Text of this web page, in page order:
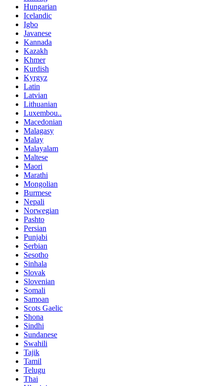
Hungarian
Icelandic
Igbo
Javanese
Kannada
Kazakh
Khmer
Kurdish
Kyrgyz
Latin
Latvian
Lithuanian
Luxembou..
Macedonian
Malagasy
Malay
Malayalam
Maltese
Maori
Marathi
Mongolian
Burmese
Nepali
Norwegian
Pashto
Persian
Punjabi
Serbian
Sesotho
Sinhala
Slovak
Slovenian
Somali
Samoan
Scots Gaelic
Shona
Sindhi
Sundanese
Swahili
Tajik
Tamil
Telugu
Thai